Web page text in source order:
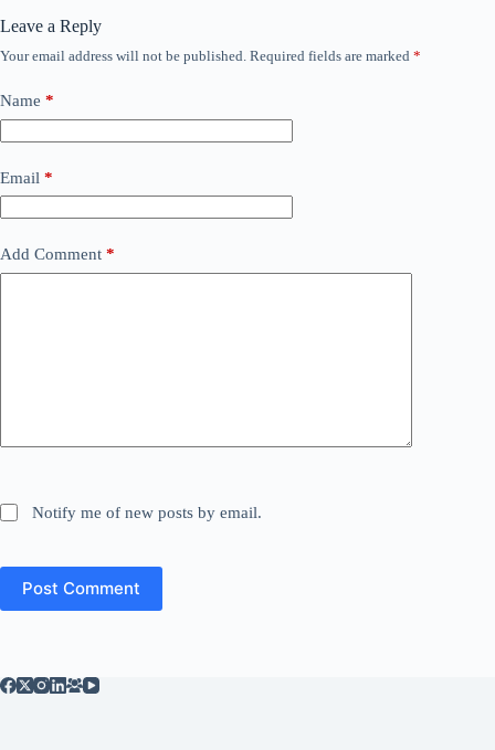
Leave a Reply
Your email address will not be published. Required fields are marked *
Name *
Email *
Add Comment *
Notify me of new posts by email.
Post Comment